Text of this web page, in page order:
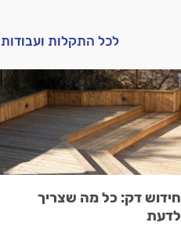
לכל התקלות ועבודות
חידוש דק: כל מה שצריך
לדעת